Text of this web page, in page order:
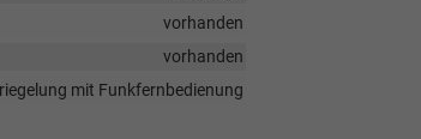
vorhanden
vorhanden
mit Funkfernbedienung